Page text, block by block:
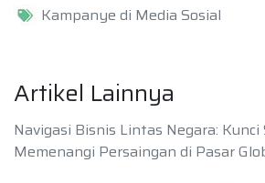
Kampanye di Media Sosial
Artikel Lainnya
Navigasi Bisnis Lintas Negara: Kunci
Memenangi Persaingan di Pasar